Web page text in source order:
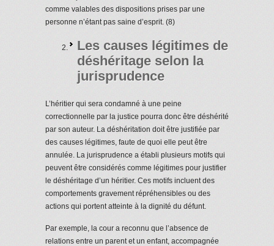
comme valables des dispositions prises par une
personne n’étant pas saine d’esprit. (8)
Les causes légitimes de
déshéritage selon la
jurisprudence
L’héritier qui sera condamné à une peine
correctionnelle par la justice pourra donc être déshérité
par son auteur. La déshéritation doit être justifiée par
des causes légitimes, faute de quoi elle peut être
annulée. La jurisprudence a établi plusieurs motifs qui
peuvent être considérés comme légitimes pour justifier
le déshéritage d’un héritier. Ces motifs incluent des
comportements gravement répréhensibles ou des
actions qui portent atteinte à la dignité du défunt.
Par exemple, la cour a reconnu que l’absence de
relations entre un parent et un enfant, accompagnée